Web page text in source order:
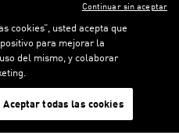
ESPAÑOL
cookies”, usted acepta que
para mejorar la
del mismo, y colaborar
Aceptar todas las cookies
Continuar sin aceptar